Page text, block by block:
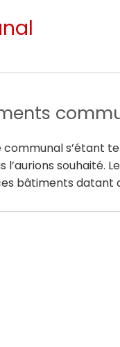
s’étant
l’aurions souhaité.
bâtiments datant